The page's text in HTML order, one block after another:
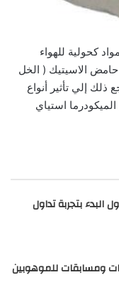
كحولية للهواء
الاسيتيك ( الخل
إلي تأثير أنواع
استياي
بتجربة تداول
ومسابقات للموهوبين